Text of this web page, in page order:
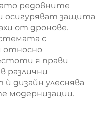
редовните
осигуряват защита
от дронове.
с
относно
я прави
различни
дизайн улеснява
модернизации.